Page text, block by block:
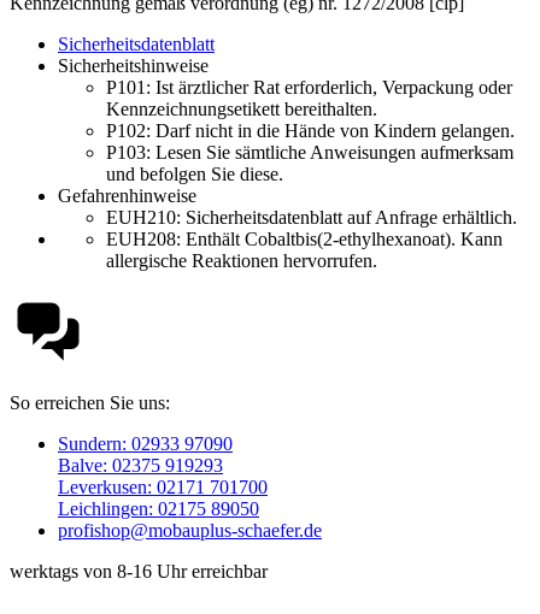
Sicherheitsdatenblatt
Sicherheitshinweise
P101: Ist ärztlicher Rat erforderlich, Verpackung oder
Kennzeichnungsetikett bereithalten.
P102: Darf nicht in die Hände von Kindern gelangen.
P103: Lesen Sie sämtliche Anwei­sungen aufmerksam
und befolgen Sie diese.
Gefahrenhinweise
EUH210: Sicherheitsdatenblatt auf Anfrage erhältlich.
EUH208: Enthält Cobaltbis(2-ethylhexanoat). Kann
allergische Reaktionen hervorrufen.
So erreichen Sie uns:
Sundern: 02933 97090
Balve: 02375 919293
Leverkusen: 02171 701700
Leichlingen: 02175 89050
profishop@mobauplus-schaefer.de
werktags von 8-16 Uhr erreichbar